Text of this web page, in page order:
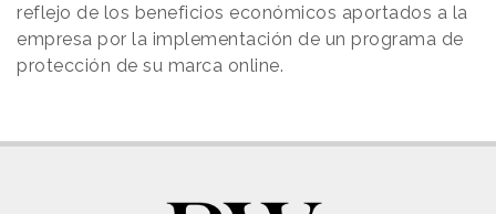
reflejo de los beneficios económicos aportados a la
empresa por la implementación de un programa de
protección de su marca online.